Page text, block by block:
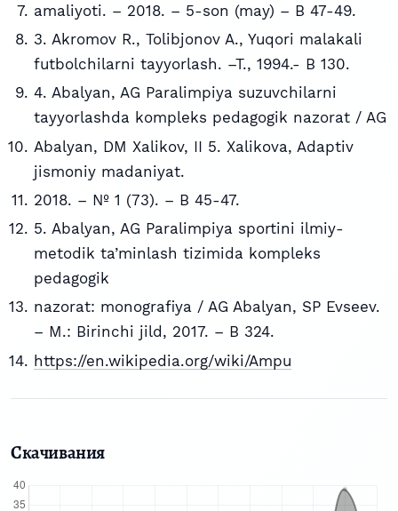
amaliyoti. – 2018. – 5-son (may) – B 47-49.
3. Akromov R., Tolibjonov A., Yuqori malakali
futbolchilarni tayyorlash. –T., 1994.- B 130.
4. Abalyan, AG Paralimpiya suzuvchilarni
tayyorlashda kompleks pedagogik nazorat / AG
Abalyan, DM Xalikov, II 5. Xalikova, Adaptiv
jismoniy madaniyat.
2018. – № 1 (73). – B 45-47.
5. Abalyan, AG Paralimpiya sportini ilmiy-
metodik ta’minlash tizimida kompleks
pedagogik
nazorat: monografiya / AG Abalyan, SP Evseev.
– M.: Birinchi jild, 2017. – B 324.
https://en.wikipedia.org/wiki/Ampu
Скачивания